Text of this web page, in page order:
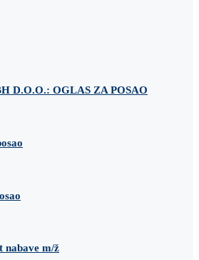
D.O.O.: OGLAS ZA POSAO
nabave m/ž